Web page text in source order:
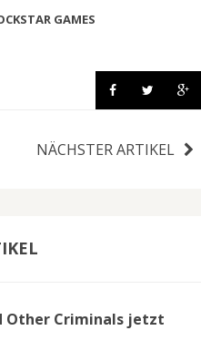
GAMES
NÄCHSTER ARTIKEL
Other Criminals jetzt